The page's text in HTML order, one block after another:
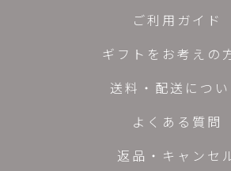
ご利用ガイド
ギフトをお考えの
送料・配送につい
よくある質問
返品・キャンセ